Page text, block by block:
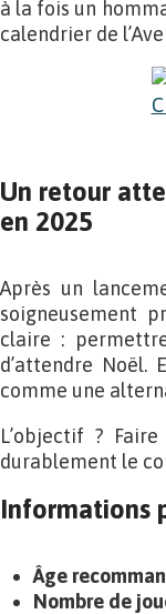
à la fois un
calendrier de
Un retour
en 2025
Après un
soigneusement
claire :
d’attendre
comme une
L’objectif ?
durablement le
Informations
Âge
Nombre de